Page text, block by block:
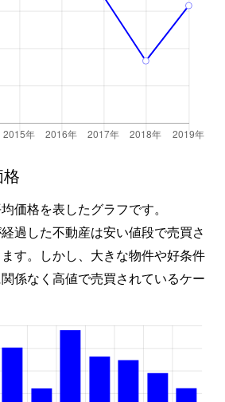
価格を表したグラフです。
過した不動産は安い値段で売買さ
す。しかし、大きな物件や好条件
係なく高値で売買されているケー